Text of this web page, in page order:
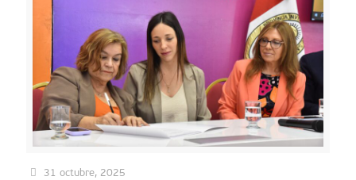
31 octubre, 2025